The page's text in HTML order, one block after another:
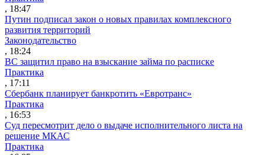
, 18:47
Путин подписал закон о новых правилах комплексного
развития территорий
Законодательство
, 18:24
ВС защитил право на взыскание займа по расписке
Практика
, 17:11
Сбербанк планирует банкротить «Евротранс»
Практика
, 16:53
Суд пересмотрит дело о выдаче исполнительного листа на
решение МКАС
Практика